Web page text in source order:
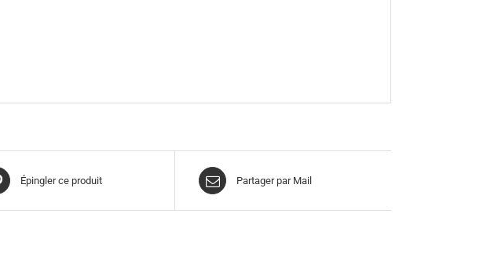
Épingler ce produit Partager par Mail